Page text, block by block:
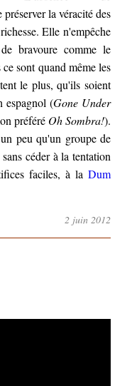
la véracité des
Elle n'empêche
bravoure comme le
ce sont quand même les
le plus, qu'ils soient
espagnol (Gone Under
préféré Oh Sombra!).
peu qu'un groupe de
céder à la tentation
faciles, à la Dum
2 juin 2012